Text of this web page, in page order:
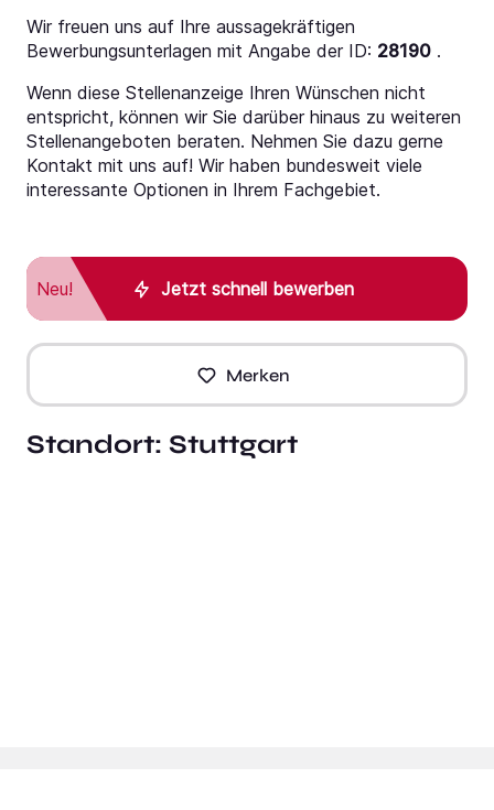
Wir freuen uns auf Ihre aussagekräftigen
Bewerbungsunterlagen mit Angabe der ID: 28190 .
Wenn diese Stellenanzeige Ihren Wünschen nicht
entspricht, können wir Sie darüber hinaus zu weiteren
Stellenangeboten beraten. Nehmen Sie dazu gerne
Kontakt mit uns auf! Wir haben bundesweit viele
interessante Optionen in Ihrem Fachgebiet.
Jetzt schnell bewerben
Neu!
Merken
Standort: Stuttgart